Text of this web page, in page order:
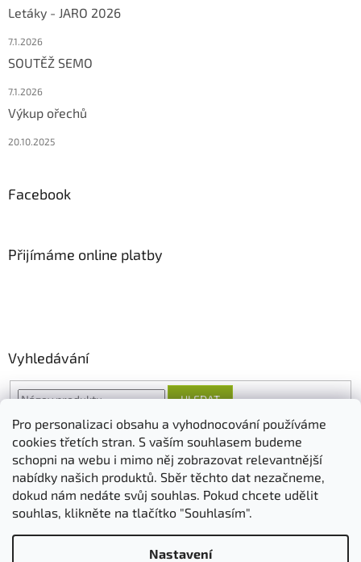
Pro personalizaci obsahu a vyhodnocování používáme
cookies třetích stran. S vaším souhlasem budeme
schopni na webu i mimo něj zobrazovat relevantnější
nabídky našich produktů. Sběr těchto dat nezačneme,
dokud nám nedáte svůj souhlas. Pokud chcete udělit
souhlas, klikněte na tlačítko "Souhlasím".
Nastavení
Letáky - JARO 2026
7.1.2026
SOUTĚŽ SEMO
7.1.2026
Výkup ořechů
20.10.2025
Facebook
Přijímáme online platby
Vyhledávání
HLEDAT
O nás FORESTINA AGRO CS